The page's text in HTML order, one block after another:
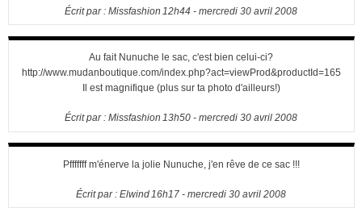
Écrit par : Missfashion 12h44 - mercredi 30 avril 2008
Au fait Nunuche le sac, c'est bien celui-ci?
http://www.mudanboutique.com/index.php?act=viewProd&productId=165
Il est magnifique (plus sur ta photo d'ailleurs!)
Écrit par : Missfashion 13h50- mercredi 30 avril 2008
Pfffffff m'énerve la jolie Nunuche, j'en rêve de ce sac !!!
Écrit par : Elwind16h17- mercredi 30 avril 2008